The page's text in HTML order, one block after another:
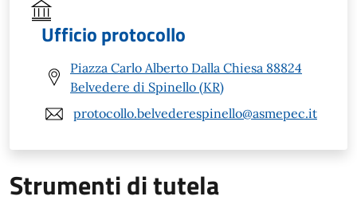
Ufficio protocollo
Piazza Carlo Alberto Dalla Chiesa 88824
Belvedere di Spinello (KR)
protocollo.belvederespinello@asmepec.it
Strumenti di tutela